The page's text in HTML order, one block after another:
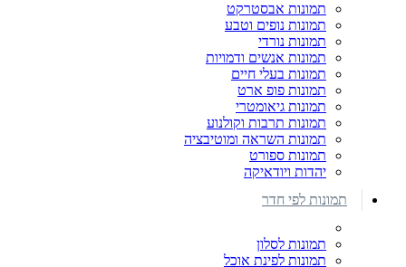
תמונות אבסטרקט
תמונות נופים וטבע
תמונות נורדי
תמונות אנשים ודמויות
תמונות בעלי חיים
תמונות פופ ארט
תמונות גיאומטרי
תמונות תרבות וקולנוע
תמונות השראה ומוטיבציה
תמונות ספורט
יהדות ויודאיקה
תמונות לפי חדר
תמונות לסלון
תמונות לפינת אוכל